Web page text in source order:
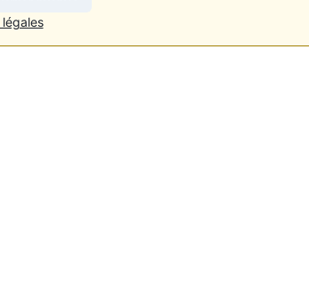
carburant, édition de votre carte grise (hors chevaux
🚗